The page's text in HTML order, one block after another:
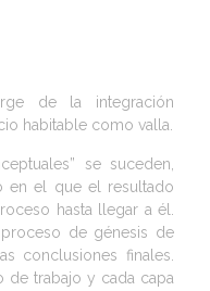
de la integración
habitable como valla.
se suceden,
en el que el resultado
hasta llegar a él.
de génesis de
conclusiones finales.
de trabajo y cada capa